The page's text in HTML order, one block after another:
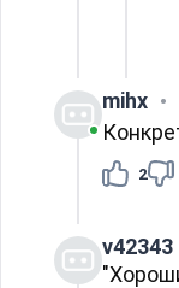
mihx
2
v42343